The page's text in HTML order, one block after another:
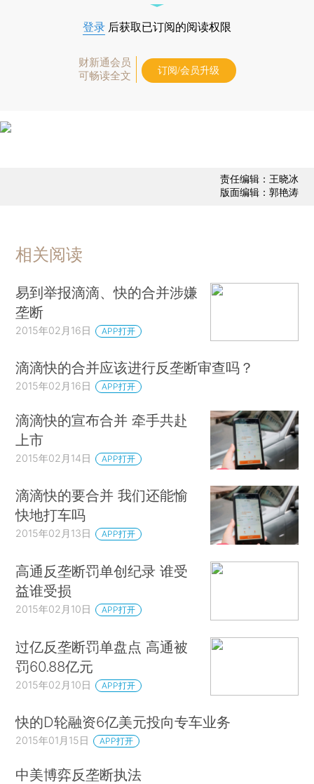
登录 后获取已订阅的阅读权限
财新通会员
可畅读全文
订阅/会员升级
责任编辑：王晓冰
版面编辑：郭艳涛
相关阅读
易到举报滴滴、快的合并涉嫌
垄断
2015年02月16日 APP打开
滴滴快的合并应该进行反垄断审查吗？
2015年02月16日 APP打开
滴滴快的宣布合并 牵手共赴
上市
2015年02月14日 APP打开
滴滴快的要合并 我们还能愉
快地打车吗
2015年02月13日 APP打开
高通反垄断罚单创纪录 谁受
益谁受损
2015年02月10日 APP打开
过亿反垄断罚单盘点 高通被
罚60.88亿元
2015年02月10日 APP打开
快的D轮融资6亿美元投向专车业务
2015年01月15日 APP打开
中美博弈反垄断执法